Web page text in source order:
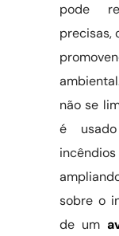
pode
precisas,
não se
é
sobre o
de um